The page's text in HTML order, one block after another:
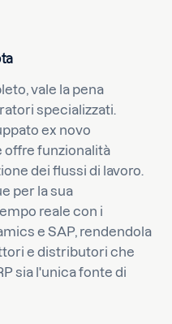
vale la pena
specializzati.
ex novo
offre funzionalità
dei flussi di lavoro.
per la sua
reale con i
e SAP, rendendola
e distributori che
sia l'unica fonte di